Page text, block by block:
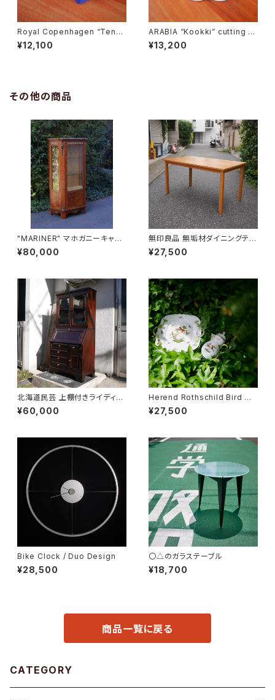
Royal Copenhagen “Tener
a” Butter Case
¥12,100
ARABIA “Kookki” cutting b
oard
¥13,200
その他の商品
"MARINER" マホガニーキャビ
ネット
¥80,000
無印良品 無垢材ダイニングテー
ブル
¥27,500
北海道民芸 上棚付きライディン
グビューロー
¥60,000
Herend Rothschild Bird ミ
ニティーポット
¥27,500
Bike Clock / Duo Design
¥28,500
〇△のガラステーブル
¥18,700
商品一覧に戻る
CATEGORY